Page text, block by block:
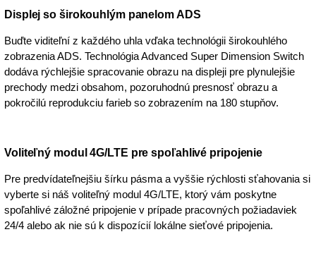
Displej so širokouhlým panelom ADS
Buďte viditeľní z každého uhla vďaka technológii širokouhlého
zobrazenia ADS. Technológia Advanced Super Dimension Switch
dodáva rýchlejšie spracovanie obrazu na displeji pre plynulejšie
prechody medzi obsahom, pozoruhodnú presnosť obrazu a
pokročilú reprodukciu farieb so zobrazením na 180 stupňov.
Voliteľný modul 4G/LTE pre spoľahlivé pripojenie
Pre predvídateľnejšiu šírku pásma a vyššie rýchlosti sťahovania si
vyberte si náš voliteľný modul 4G/LTE, ktorý vám poskytne
spoľahlivé záložné pripojenie v prípade pracovných požiadaviek
24/4 alebo ak nie sú k dispozícií lokálne sieťové pripojenia.